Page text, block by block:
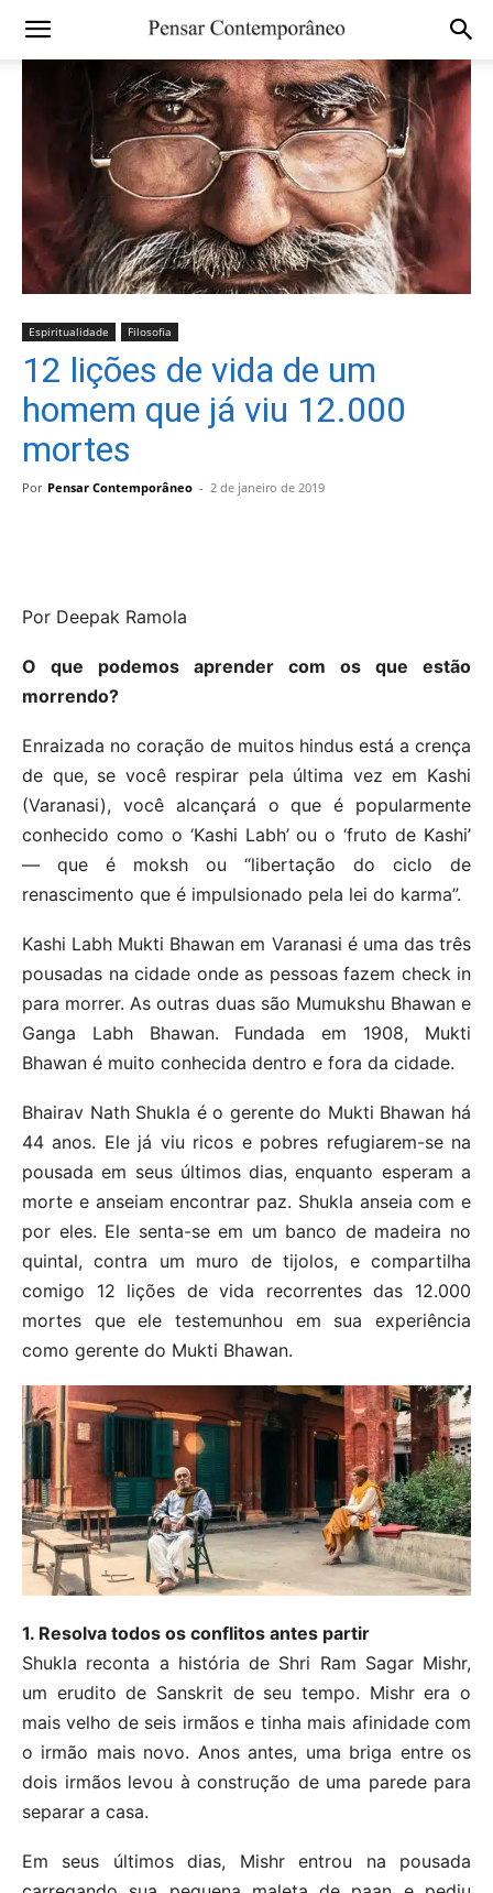
Espiritualidade Filosofia
12 lições de vida de um
homem que já viu 12.000
mortes
Por Pensar Contemporâneo - 2 de janeiro de 2019
Por Deepak Ramola
O que podemos aprender com os que estão
morrendo?
Enraizada no coração de muitos hindus está a crença
de que, se você respirar pela última vez em Kashi
(Varanasi), você alcançará o que é popularmente
conhecido como o ‘Kashi Labh’ ou o ‘fruto de Kashi’
— que é moksh ou “libertação do ciclo de
renascimento que é impulsionado pela lei do karma”.
Kashi Labh Mukti Bhawan em Varanasi é uma das três
pousadas na cidade onde as pessoas fazem check in
para morrer. As outras duas são Mumukshu Bhawan e
Ganga Labh Bhawan. Fundada em 1908, Mukti
Bhawan é muito conhecida dentro e fora da cidade.
Bhairav Nath Shukla é o gerente do Mukti Bhawan há
44 anos. Ele já viu ricos e pobres refugiarem-se na
pousada em seus últimos dias, enquanto esperam a
morte e anseiam encontrar paz. Shukla anseia com e
por eles. Ele senta-se em um banco de madeira no
quintal, contra um muro de tijolos, e compartilha
comigo 12 lições de vida recorrentes das 12.000
mortes que ele testemunhou em sua experiência
como gerente do Mukti Bhawan.
1. Resolva todos os conflitos antes partir
Shukla reconta a história de Shri Ram Sagar Mishr,
um erudito de Sanskrit de seu tempo. Mishr era o
mais velho de seis irmãos e tinha mais afinidade com
o irmão mais novo. Anos antes, uma briga entre os
dois irmãos levou à construção de uma parede para
separar a casa.
Em seus últimos dias, Mishr entrou na pousada